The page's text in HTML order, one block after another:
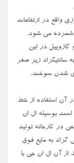
واقع در ارتفاعات
شمرده می شود.
در این
دمای آنها در زمستان گاها تا ۴۰ درجه سانتیگراد زیر صفر
ای شدن سوخت،
آن استفاده از خط
است بوسیله ال ان
در کارخانه تولید
منفی ۱۶۰ درجه سانتی گراد به مایع فوق
بعد از آن ال ان جی با